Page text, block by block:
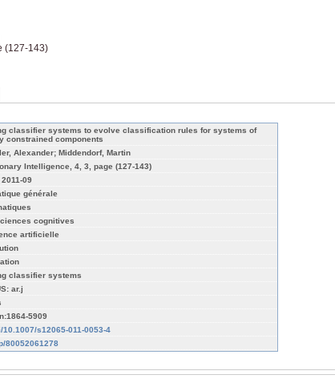
(127-143)
classifier systems to evolve classification rules for systems of
constrained components
Alexander; Middendorf, Martin
Intelligence, 4, 3, page (127-143)
09
générale
cognitives
artificielle
classifier systems
ar.j
5909
10.1007/s12065-011-0053-4
80052061278